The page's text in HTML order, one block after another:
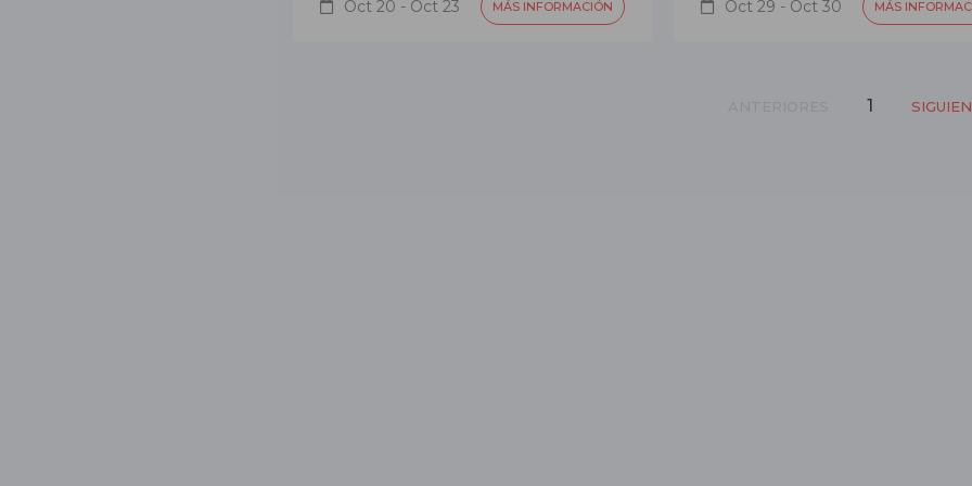
Oct 20 - Oct 23 MÁS INFORMACIÓN Oct 29 - Oct 30 MÁS
1